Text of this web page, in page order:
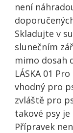
není
Skladujte v
slunečním
mimo dosah
LÁSKA 01
vhodný pro
zvláště pro
takové psy je
Přípravek